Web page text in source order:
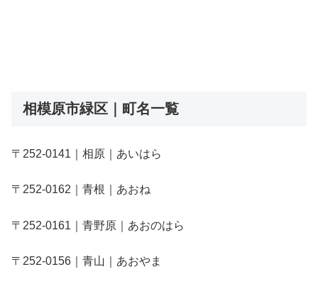
相模原市緑区｜町名一覧
〒252-0141｜相原｜あいはら
〒252-0162｜青根｜あおね
〒252-0161｜青野原｜あおのはら
〒252-0156｜青山｜あおやま